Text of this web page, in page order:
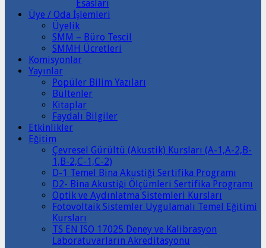
Esasları
Üye / Oda İşlemleri
Üyelik
SMM – Büro Tescil
SMMH Ücretleri
Komisyonlar
Yayınlar
Popüler Bilim Yazıları
Bültenler
Kitaplar
Faydalı Bilgiler
Etkinlikler
Eğitim
Çevresel Gürültü (Akustik) Kursları (A-1,A-2,B-
1,B-2,C-1,C-2)
D-1 Temel Bina Akustiği Sertifika Programı
D2- Bina Akustiği Ölçümleri Sertifika Programı
Optik ve Aydınlatma Sistemleri Kursları
Fotovoltaik Sistemler Uygulamalı Temel Eğitimi
Kursları
TS EN ISO 17025 Deney ve Kalibrasyon
Laboratuvarların Akreditasyonu